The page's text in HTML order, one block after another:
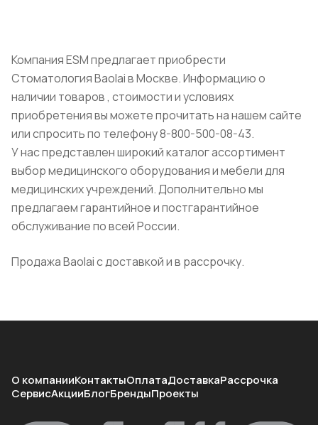
Компания ESM предлагает приобрести
Стоматология Baolai в Москве. Информацию о
наличии товаров , стоимости и условиях
приобретения вы можете прочитать на нашем сайте
или спросить по телефону 8-800-500-08-43.
У нас представлен широкий каталог ассортимент
выбор медицинского оборудования и мебели для
медицинских учреждений. Дополнительно мы
предлагаем гарантийное и постгарантийное
обслуживание по всей России.
Продажа Baolai с доставкой и в рассрочку.
О компанииКонтактыОплатаДоставкаРассрочка
СервисАкцииБлогБрендыПроекты